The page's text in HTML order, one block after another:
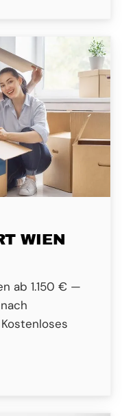
WIEN
ab 1.150 € —